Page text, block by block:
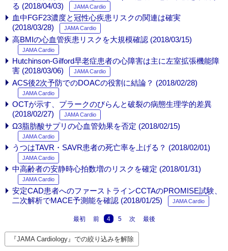
る (2018/04/03)
JAMA Cardio
血中FGF23濃度と冠性心疾患リスクの関連は確実
(2018/03/28)
JAMA Cardio
高BMIの心血管疾患リスクを大規模確認 (2018/03/15)
JAMA Cardio
Hutchinson-Gilford早老症患者の心障害は主に左室拡張機能障
害 (2018/03/06)
JAMA Cardio
ACS後2次予防でのDOACの役割に結論？ (2018/02/28)
JAMA Cardio
OCTが示す、プラークのびらんと破裂の病態生理学的差異
(2018/02/27)
JAMA Cardio
Ω3脂肪酸サプリの心血管効果を否定 (2018/02/15)
JAMA Cardio
うつはTAVR・SAVR患者の死亡率を上げる？ (2018/02/01)
JAMA Cardio
中高齢者の安静時心拍数増のリスクを確定 (2018/01/31)
JAMA Cardio
安定CAD患者へのファーストラインCCTAのPROMISE試験、
二次解析でMACE予測能を確認 (2018/01/25)
JAMA Cardio
最初 前 4 5 次 最後
『JAMA Cardiology』での絞り込みを解除